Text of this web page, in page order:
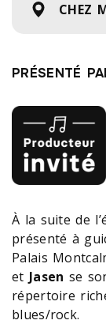
CHEZ
PRÉSENTÉ
À la suite de
présenté à
Palais
et Jasen se
répertoire
blues/rock.